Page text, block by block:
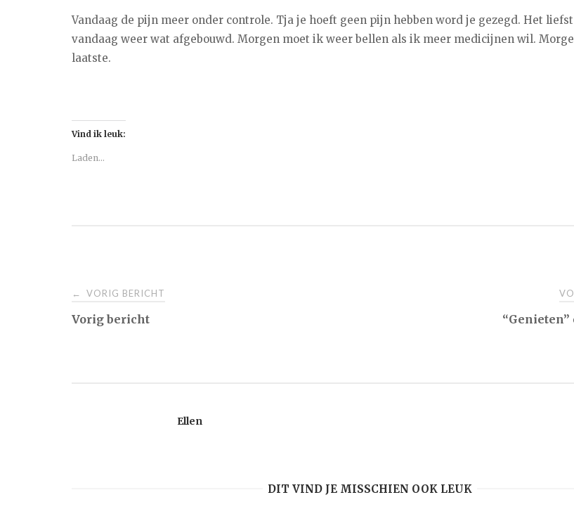
Vandaag de pijn meer onder controle. Tja je hoeft geen pijn hebben word je gezegd. Het
vandaag weer wat afgebouwd. Morgen moet ik weer bellen als ik meer medicijnen wil.
laatste.
Vind ik leuk:
Laden...
Bericht
navigatie
← VORIG BERICHT
Vorig bericht
Ellen
DIT VIND JE MISSCHIEN OOK LEUK